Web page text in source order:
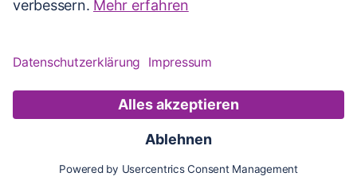
Karte Updates Konto
Karte